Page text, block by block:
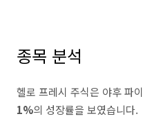
종목 분석
헬로 프레시 주식은 야후 파
1%의 성장률을 보였습니다.